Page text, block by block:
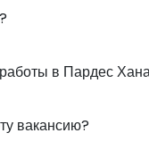
в Пардес
вакансию?